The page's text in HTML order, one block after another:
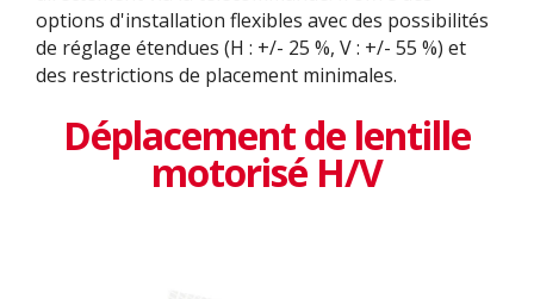
options d'installation flexibles avec des possibilités
de réglage étendues (H : +/- 25 %, V : +/- 55 %) et
des restrictions de placement minimales.
Déplacement de lentille
motorisé H/V